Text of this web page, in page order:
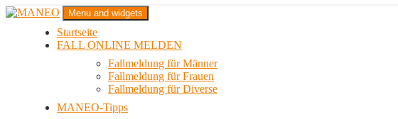
Zum
MANEO
Das schwule Anti-Gewalt-Projekt in Berlin
Menu and widgets
Startseite
FALL ONLINE MELDEN
Fallmeldung für Männer
Fallmeldung für Frauen
Fallmeldung für Diverse
MANEO-Tipps